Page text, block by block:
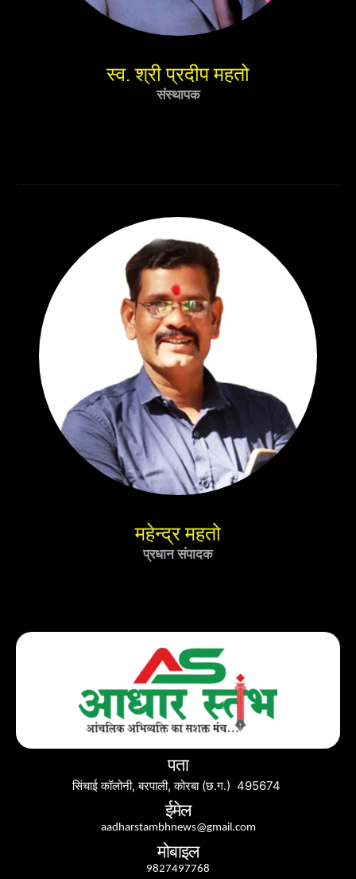
स्व. श्री प्रदीप महतो
संस्थापक
महेन्द्र महतो
प्रधान संपादक
पता
सिंचाई कॉलोनी, बरपाली, कोरबा (छ.ग.) 495674
ईमेल
aadharstambhnews@gmail.com
मोबाइल
9827497768